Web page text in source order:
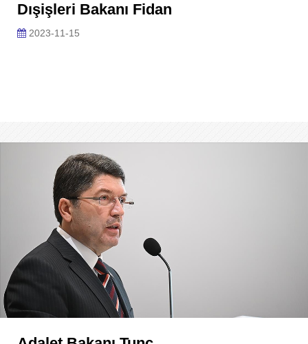
Dışişleri Bakanı Fidan
2023-11-15